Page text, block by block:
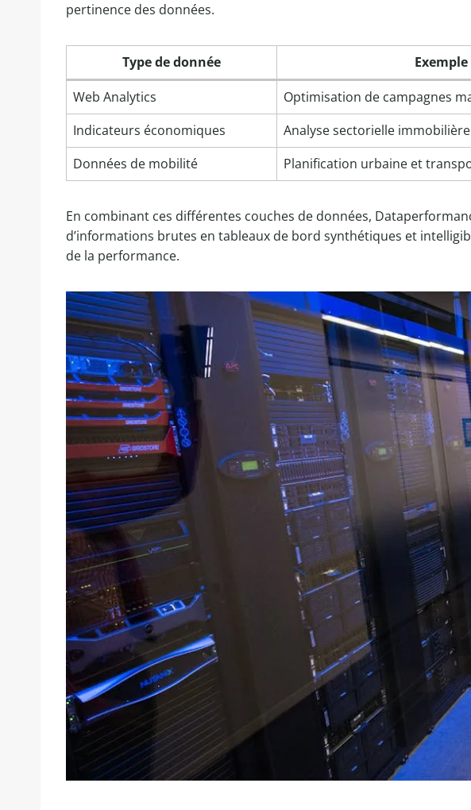
pertinence des données.
Type de donnée Exemple
Web Analytics
Optimisation de campagnes
Indicateurs économiques
Analyse sectorielle immobilière
Données de mobilité
Planification urbaine et
En combinant ces différentes couches de données,
d’informations brutes en tableaux de bord synthétiques et
de la performance.